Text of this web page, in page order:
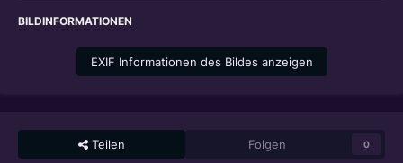
BILDINFORMATIONEN
EXIF Informationen des Bildes anzeigen
Teilen Folgen 0